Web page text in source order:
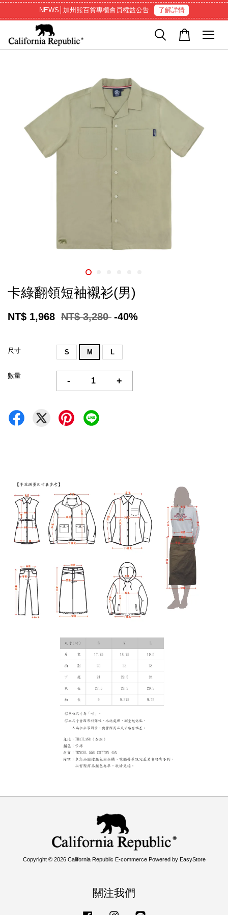
NEWS│加州熊百貨專櫃會員權益公告 了解詳情
卡綠翻領短袖襯衫(男)
NT$ 1,968 NT$ 3,280 -40%
尺寸 S M L
數量
- +
Copyright © 2026 California Republic E-commerce Powered by EasyStore
關注我們
Facebook Instagram